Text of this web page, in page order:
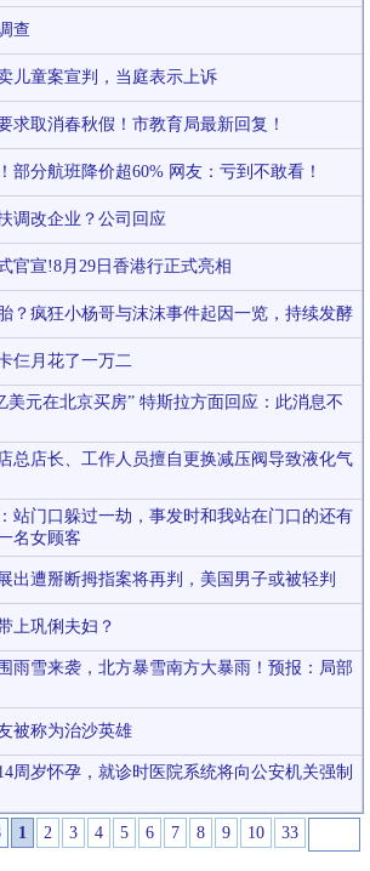
查
儿童案宣判，当庭表示上诉
求取消春秋假！市教育局最新回复！
部分航班降价超60% 网友：亏到不敢看！
调改企业？公司回应
官宣!8月29日香港行正式亮相
？疯狂小杨哥与沫沫事件起因一览，持续发酵
仨月花了一万二
美元在北京买房” 特斯拉方面回应：此消息不
总店长、工作人员擅自更换减压阀导致液化气
站门口躲过一劫，事发时和我站在门口的还有
名女顾客
出遭掰断拇指案将再判，美国男子或被轻判
上巩俐夫妇？
雨雪来袭，北方暴雪南方大暴雨！预报：局部
被称为治沙英雄
周岁怀孕，就诊时医院系统将向公安机关强制
1 2 3 4 5 6 7 8 9 10 33